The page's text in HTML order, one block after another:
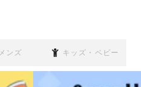
メンズ キッズ・ベビー